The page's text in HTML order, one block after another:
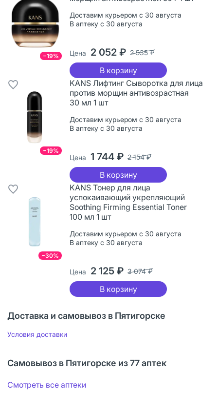
−19%
Доставим курьером с 30 августа
В аптеку с 30 августа
Цена 2 052 ₽ 2 535 ₽
В корзину
−19%
KANS Лифтинг Сыворотка для лица
против морщин антивозрастная
30 мл 1 шт
Доставим курьером с 30 августа
В аптеку с 30 августа
Цена 1 744 ₽ 2 154 ₽
В корзину
−30%
KANS Тонер для лица
успокаивающий укрепляющий
Soothing Firming Essential Toner
100 мл 1 шт
Доставим курьером с 30 августа
В аптеку с 30 августа
Цена 2 125 ₽ 3 074 ₽
В корзину
Доставка и самовывоз в Пятигорске
Условия доставки
Самовывоз в Пятигорске из 77 аптек
Смотреть все аптеки